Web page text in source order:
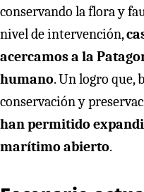
conservando la flora y
nivel de intervención,
acercamos a la
humano. Un logro que,
conservación y
han permitido
marítimo abierto.